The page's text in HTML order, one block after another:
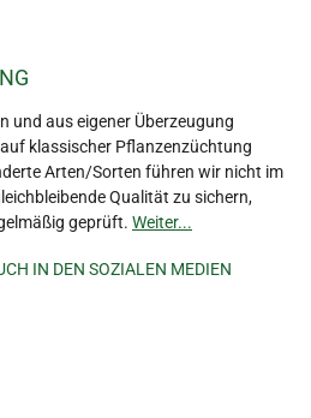
und aus eigener Überzeugung
klassischer Pflanzenzüchtung
Arten/Sorten führen wir nicht im
Qualität zu sichern,
geprüft. Weiter...
IN DEN SOZIALEN MEDIEN